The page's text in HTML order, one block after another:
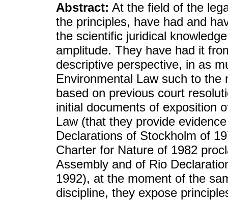
Abstract: At the field of the
the principles, have had and
the scientific juridical
amplitude. They have had it
descriptive perspective, in as
Environmental Law such to
based on previous court
initial documents of exposition
Law (that they provide
Declarations of Stockholm of
Charter for Nature of 1982
Assembly and of Rio
1992), at the moment of the
discipline, they expose